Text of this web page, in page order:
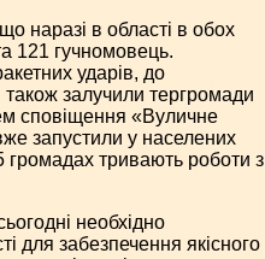
наразі в області в обох
121 гучномовець.
ударів, до
залучили тергромади
сповіщення «Вуличне
запустили у населених
громадах тривають роботи з
необхідно
для забезпечення якісного